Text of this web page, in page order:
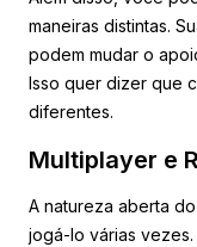
maneiras distintas.
podem mudar o
Isso quer dizer que
diferentes.
Multiplayer e
A natureza aberta
jogá-lo várias